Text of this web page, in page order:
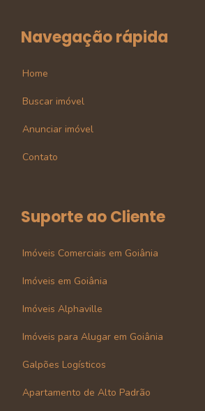
Navegação rápida
Home
Buscar imóvel
Anunciar imóvel
Contato
Suporte ao Cliente
Imóveis Comerciais em Goiânia
Imóveis em Goiânia
Imóveis Alphaville
Imóveis para Alugar em Goiânia
Galpões Logísticos
Apartamento de Alto Padrão